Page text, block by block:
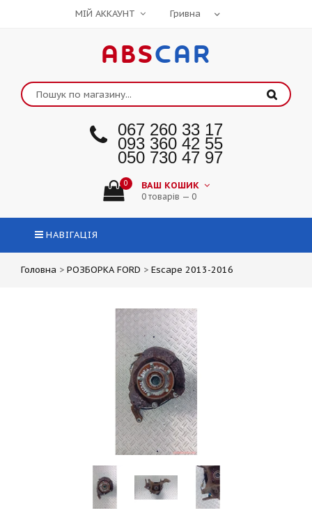
МІЙ АККАУНТ
ABSCAR
067 260 33 17
093 360 42 55
050 730 47 97
0 ВАШ КОШИК
0 товарів — 0
НАВІГАЦІЯ
Головна > РОЗБОРКА FORD > Escape 2013-2016